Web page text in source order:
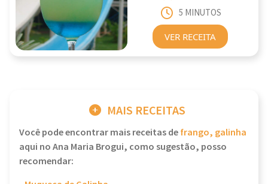
5 MINUTOS
VER RECEITA
MAIS RECEITAS
Você pode encontrar mais receitas defrango, galinha
aqui no Ana Maria Brogui, como sugestão, posso
recomendar: